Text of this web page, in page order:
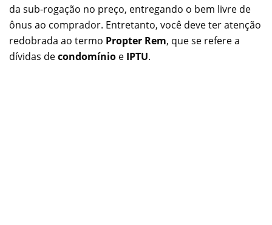
da sub-rogação no preço, entregando o bem livre de
ônus ao comprador. Entretanto, você deve ter atenção
redobrada ao termo Propter Rem, que se refere a
dívidas decondomínio e IPTU.